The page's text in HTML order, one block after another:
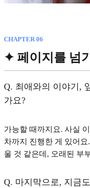
CHAPTER 06
✦ 페이지를 넘
Q. 최애와의 이야기,
가요?
가능할 때까지요. 사실
차까지 진행한 게 있어
울 것 같은데, 오래된 부
Q. 마지막으로, 지금